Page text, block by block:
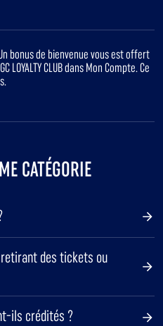
bonus de bienvenue vous est offert
CLUB dans Mon Compte. Ce
CATÉGORIE
des tickets ou
ils crédités ?